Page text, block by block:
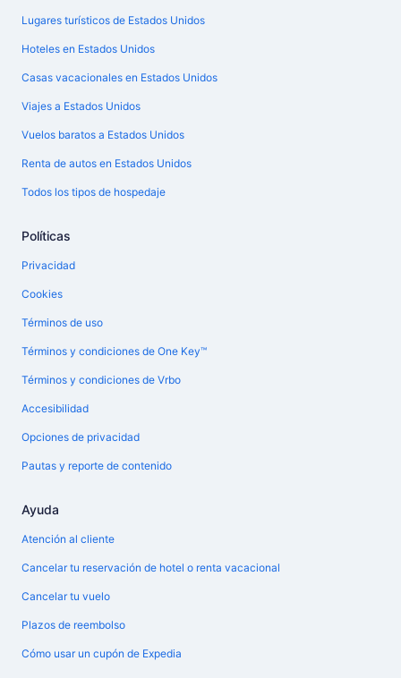
Lugares turísticos de Estados Unidos
Hoteles en Estados Unidos
Casas vacacionales en Estados Unidos
Viajes a Estados Unidos
Vuelos baratos a Estados Unidos
Renta de autos en Estados Unidos
Todos los tipos de hospedaje
Políticas
Privacidad
Cookies
Términos de uso
Términos y condiciones de One Key™
Términos y condiciones de Vrbo
Accesibilidad
Opciones de privacidad
Pautas y reporte de contenido
Ayuda
Atención al cliente
Cancelar tu reservación de hotel o renta vacacional
Cancelar tu vuelo
Plazos de reembolso
Cómo usar un cupón de Expedia